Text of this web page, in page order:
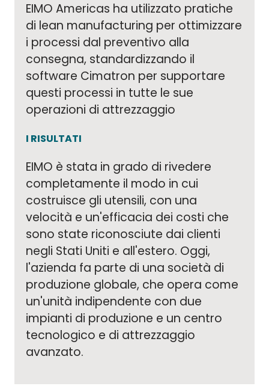
EIMO Americas ha utilizzato pratiche
di lean manufacturing per ottimizzare
i processi dal preventivo alla
consegna, standardizzando il
software Cimatron per supportare
questi processi in tutte le sue
operazioni di attrezzaggio
I RISULTATI
EIMO è stata in grado di rivedere
completamente il modo in cui
costruisce gli utensili, con una
velocità e un'efficacia dei costi che
sono state riconosciute dai clienti
negli Stati Uniti e all'estero. Oggi,
l'azienda fa parte di una società di
produzione globale, che opera come
un'unità indipendente con due
impianti di produzione e un centro
tecnologico e di attrezzaggio
avanzato.